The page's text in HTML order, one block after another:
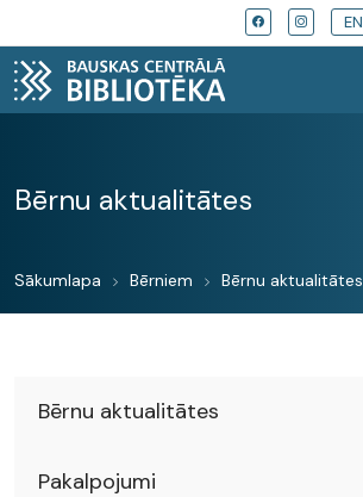
EN
Bērnu aktualitātes
Sākumlapa Bērniem Bērnu aktualitātes
Bērnu aktualitātes
Pakalpojumi